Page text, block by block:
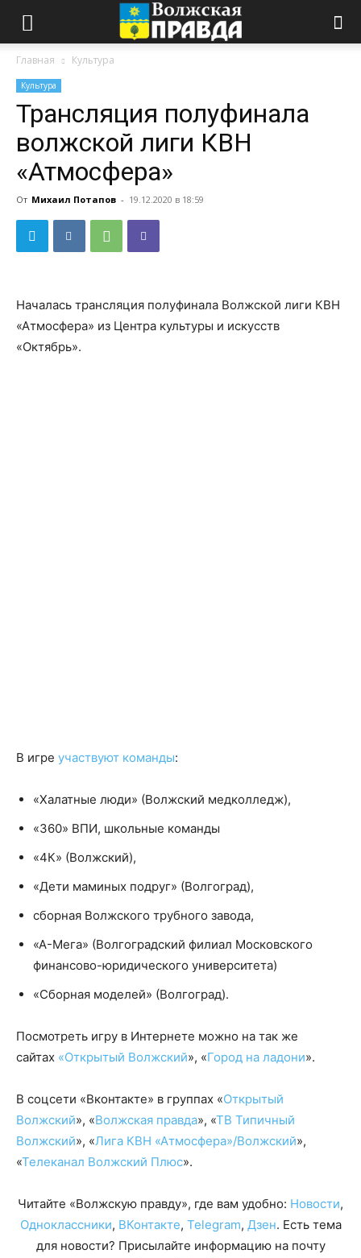
Главная Культура
Культура
Трансляция полуфинала
волжской лиги КВН
«Атмосфера»
От Михаил Потапов - 19.12.2020 в 18:59
Началась трансляция полуфинала Волжской лиги КВН
«Атмосфера» из Центра культуры и искусств
«Октябрь».
В игре участвуют команды:
«Халатные люди» (Волжский медколледж),
«360» ВПИ, школьные команды
«4К» (Волжский),
«Дети маминых подруг» (Волгоград),
сборная Волжского трубного завода,
«А-Мега» (Волгоградский филиал Московского
финансово-юридического университета)
«Сборная моделей» (Волгоград).
Посмотреть игру в Интернете можно на так же
сайтах «Открытый Волжский», «Город на ладони».
В соцсети «Вконтакте» в группах «Открытый
Волжский», «Волжская правда», «ТВ Типичный
Волжский», «Лига КВН «Атмосфера»/Волжский»,
«Телеканал Волжский Плюс».
Читайте «Волжскую правду», где вам удобно: Новости,
Одноклассники, ВКонтакте, Telegram, Дзен. Есть тема
для новости? Присылайте информацию на почту